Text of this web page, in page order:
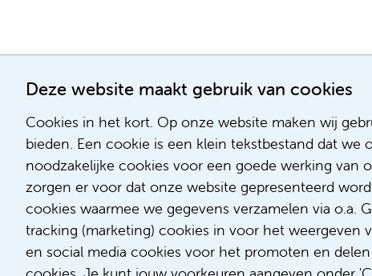
Deze website maakt gebruik van cookies
Cookies in het kort. Op onze website maken wij
bieden. Een cookie is een klein tekstbestand dat
noodzakelijke cookies voor een goede werking van
zorgen er voor dat onze website gepresenteerd
cookies waarmee we gegevens verzamelen via
tracking (marketing) cookies in voor het weergeven
en social media cookies voor het promoten en